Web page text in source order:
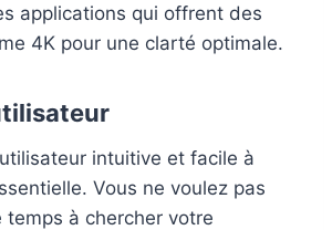
applications qui offrent des
4K pour une clarté optimale.
intuitive et facile à
Vous ne voulez pas
temps à chercher votre